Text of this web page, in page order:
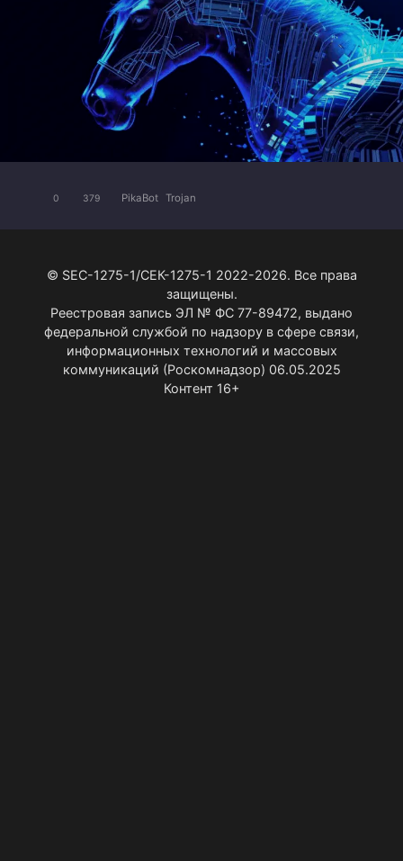
0 379 PikaBot Trojan
© SEC-1275-1/СЕК-1275-1 2022-2026. Все права
защищены.
Реестровая запись ЭЛ № ФС 77-89472, выдано
федеральной службой по надзору в сфере связи,
информационных технологий и массовых
коммуникаций (Роскомнадзор) 06.05.2025
Контент 16+